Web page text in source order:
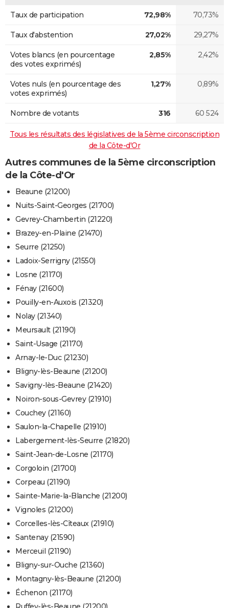
Taux de participation 72,98% 70,73%
Taux d'abstention 27,02% 29,27%
Votes blancs (en pourcentage
des votes exprimés)
2,85% 2,42%
Votes nuls (en pourcentage des
votes exprimés)
1,27% 0,89%
Nombre de votants 316 60 524
Tous les résultats des législatives de la 5ème circonscription
de la Côte-d'Or
Autres communes de la 5ème circonscription
de la Côte-d'Or
Beaune (21200)
Nuits-Saint-Georges (21700)
Gevrey-Chambertin (21220)
Brazey-en-Plaine (21470)
Seurre (21250)
Ladoix-Serrigny (21550)
Losne (21170)
Fénay (21600)
Pouilly-en-Auxois (21320)
Nolay (21340)
Meursault (21190)
Saint-Usage (21170)
Arnay-le-Duc (21230)
Bligny-lès-Beaune (21200)
Savigny-lès-Beaune (21420)
Noiron-sous-Gevrey (21910)
Couchey (21160)
Saulon-la-Chapelle (21910)
Labergement-lès-Seurre (21820)
Saint-Jean-de-Losne (21170)
Corgoloin (21700)
Corpeau (21190)
Sainte-Marie-la-Blanche (21200)
Vignoles (21200)
Corcelles-lès-Cîteaux (21910)
Santenay (21590)
Merceuil (21190)
Bligny-sur-Ouche (21360)
Montagny-lès-Beaune (21200)
Échenon (21170)